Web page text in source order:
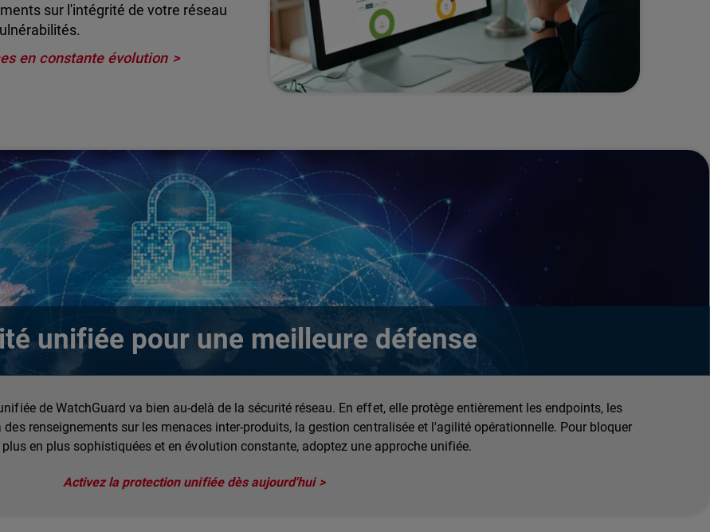
sur l'intégrité de votre réseau
en constante évolution
unifiée pour une meilleure défense
de WatchGuard va bien au-delà de la sécurité réseau. En effet, elle protège entièrement les endpoints, les
des renseignements sur les menaces inter-produits, la gestion centralisée et l'agilité opérationnelle. Pour bloquer
plus en plus sophistiquées et en évolution constante, adoptez une approche unifiée.
Activez la protection unifiée dès aujourd'hui